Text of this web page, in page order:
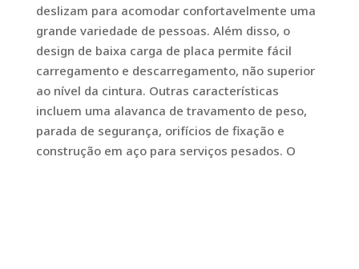
deslizam para acomodar confortavelmente uma
grande variedade de pessoas. Além disso, o
design de baixa carga de placa permite fácil
carregamento e descarregamento, não superior
ao nível da cintura. Outras características
incluem uma alavanca de travamento de peso,
parada de segurança, orifícios de fixação e
construção em aço para serviços pesados. O